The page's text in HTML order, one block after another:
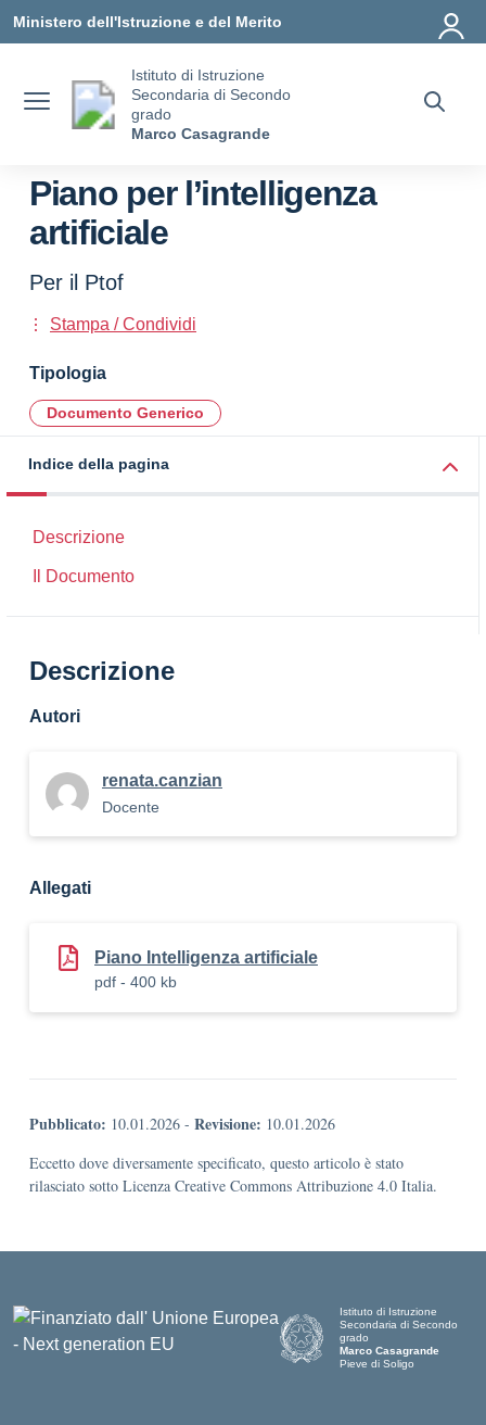
Ministero dell'Istruzione e del Merito
Istituto di Istruzione
Secondaria di Secondo
grado
Marco Casagrande
Piano per l’intelligenza
artificiale
Per il Ptof
Stampa / Condividi
Tipologia
Documento Generico
Indice della pagina
Descrizione
Il Documento
Descrizione
Autori
renata.canzian
Docente
Allegati
Piano Intelligenza artificiale
pdf - 400 kb
Pubblicato: 10.01.2026 - Revisione: 10.01.2026
Eccetto dove diversamente specificato, questo articolo è stato
rilasciato sotto Licenza Creative Commons Attribuzione 4.0 Italia.
Istituto di Istruzione
Secondaria di Secondo
grado
Marco Casagrande
Pieve di Soligo